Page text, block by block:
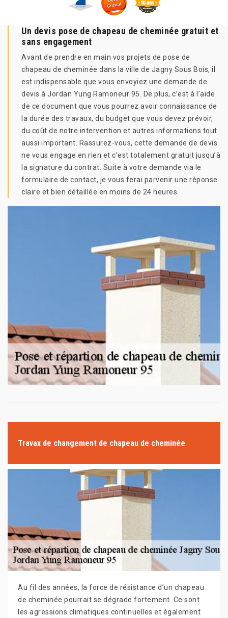
Un devis pose de chapeau de cheminée gratuit et
sans engagement
Avant de prendre en main vos projets de pose de
chapeau de cheminée dans la ville de Jagny Sous Bois, il
est indispensable que vous envoyiez une demande de
devis à Jordan Yung Ramoneur 95. De plus, c’est à l’aide
de ce document que vous pourrez avoir connaissance de
la durée des travaux, du budget que vous devez prévoir,
du coût de notre intervention et autres informations tout
aussi important. Rassurez-vous, cette demande de devis
ne vous engage en rien et c’est totalement gratuit jusqu’à
la signature du contrat. Suite à votre demande via le
formulaire de contact, je vous ferai parvenir une réponse
claire et bien détaillée en moins de 24 heures.
Travax de changement de chapeau de cheminée
Au fil des années, la force de résistance d’un chapeau
de cheminée pourrait se dégrade fortement. Ce sont
les agressions climatiques continuelles et également